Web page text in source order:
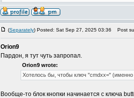
(Separately) Posted: Sat Sep 27, 2025 03:36 Post
Orion9
Пардон, я тут чуть запропал.
Orion9 wrote:
Хотелось бы, чтобы ключ "cmdxx="
Вообще-то блок кнопки начинается с ключа